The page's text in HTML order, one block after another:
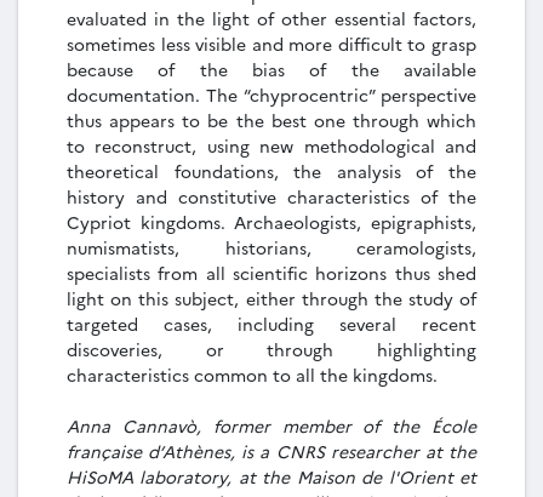
evaluated in the light of other essential factors,
sometimes less visible and more difficult to grasp
because of the bias of the available
documentation. The “chyprocentric” perspective
thus appears to be the best one through which
to reconstruct, using new methodological and
theoretical foundations, the analysis of the
history and constitutive characteristics of the
Cypriot kingdoms. Archaeologists, epigraphists,
numismatists, historians, ceramologists,
specialists from all scientific horizons thus shed
light on this subject, either through the study of
targeted cases, including several recent
discoveries, or through highlighting
characteristics common to all the kingdoms.
Anna Cannavò, former member of the École
française d’Athènes, is a CNRS researcher at the
HiSoMA laboratory, at the Maison de l'Orient et